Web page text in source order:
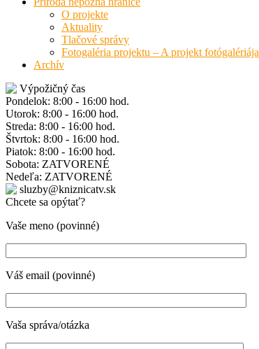
O projekte
Aktuality
Tlačové správy
Fotogaléria projektu – A projekt fotógalériája
Archív
Výpožičný čas
Pondelok: 8:00 - 16:00 hod.
Utorok: 8:00 - 16:00 hod.
Streda: 8:00 - 16:00 hod.
Štvrtok: 8:00 - 16:00 hod.
Piatok: 8:00 - 16:00 hod.
Sobota: ZATVORENÉ
Nedeľa: ZATVORENÉ
sluzby@kniznicatv.sk
Chcete sa opýtať?
Vaše meno (povinné)
Váš email (povinné)
Vaša správa/otázka